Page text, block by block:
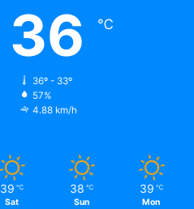
36 ℃
36º - 33º
57%
4.88 km/h
39 ℃
Sat
38 ℃
Sun
39 ℃
Mon